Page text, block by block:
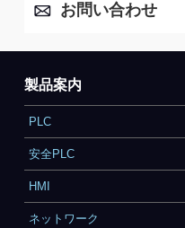
お問い合わせ
製品案内
PLC
安全PLC
HMI
ネットワーク